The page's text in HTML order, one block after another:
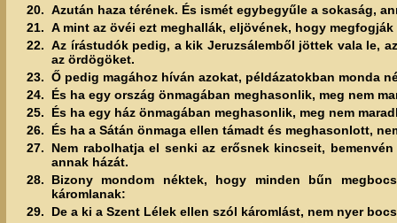
20. Azután haza térének. És ismét egybegyűle a sokaság,
21. A mint az övéi ezt meghallák, eljövének, hogy
22. Az írástudók pedig, a kik Jeruzsálemből jöttek vala le,
az ördögöket.
23. Ő pedig magához híván azokat, példázatokban monda
24.
És ha egy ország önmagában meghasonlik, meg nem
25.
És ha egy ház önmagában meghasonlik, meg nem
26.
És ha a Sátán önmaga ellen támadt és meghasonlott,
27.
Nem rabolhatja el senki az erősnek kincseit,
annak házát.
28.
Bizony mondom néktek, hogy minden bűn
káromlanak:
29.
De a ki a Szent Lélek ellen szól káromlást, nem nyer